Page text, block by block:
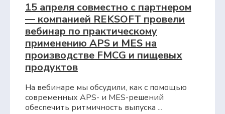
15 апреля совместно с партнером
— компанией REKSOFT провели
вебинар по практическому
применению APS и MES на
производстве FMCG и пищевых
продуктов
На вебинаре мы обсудили, как с помощью
современных APS- и MES-решений
обеспечить ритмичность выпуска ...